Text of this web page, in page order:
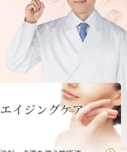
エイジングケア